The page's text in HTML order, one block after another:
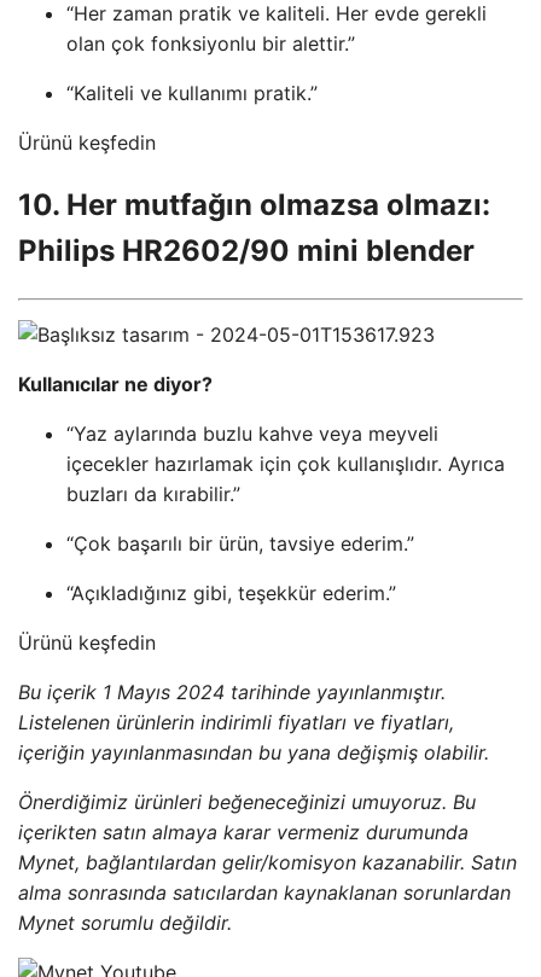
“Her zaman pratik ve kaliteli. Her evde gerekli
olan çok fonksiyonlu bir alettir.”
“Kaliteli ve kullanımı pratik.”
Ürünü keşfedin
10. Her mutfağın olmazsa olmazı:
Philips HR2602/90 mini blender
Kullanıcılar ne diyor?
“Yaz aylarında buzlu kahve veya meyveli
içecekler hazırlamak için çok kullanışlıdır. Ayrıca
buzları da kırabilir.”
“Çok başarılı bir ürün, tavsiye ederim.”
“Açıkladığınız gibi, teşekkür ederim.”
Ürünü keşfedin
Bu içerik 1 Mayıs 2024 tarihinde yayınlanmıştır.
Listelenen ürünlerin indirimli fiyatları ve fiyatları,
içeriğin yayınlanmasından bu yana değişmiş olabilir.
Önerdiğimiz ürünleri beğeneceğinizi umuyoruz. Bu
içerikten satın almaya karar vermeniz durumunda
Mynet, bağlantılardan gelir/komisyon kazanabilir. Satın
alma sonrasında satıcılardan kaynaklanan sorunlardan
Mynet sorumlu değildir.